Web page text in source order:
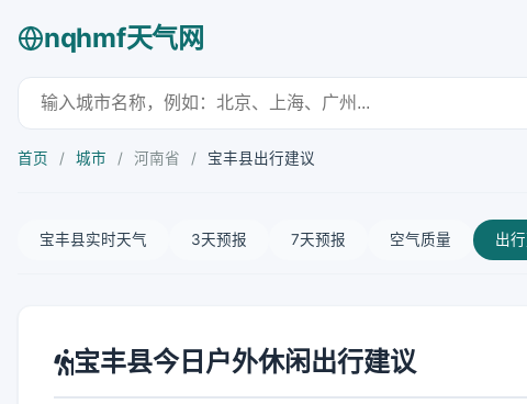
nqhmf天气网
首页 / 城市 / 河南省 / 宝丰县出行建议
宝丰县实时天气 3天预报 7天预报 空气质量 出
宝丰县今日户外休闲出行建议